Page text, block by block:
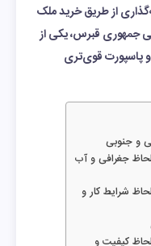
از طریق خرید ملک
جمهوری قبرس، یکی از
و پاسپورت قوی‌تری
و جنوبی
جغرافی و آب
شرایط کار و
کیفیت و